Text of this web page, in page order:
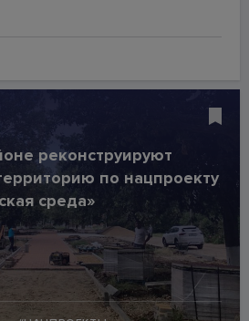
реконструируют
по нацпроекту
среда»